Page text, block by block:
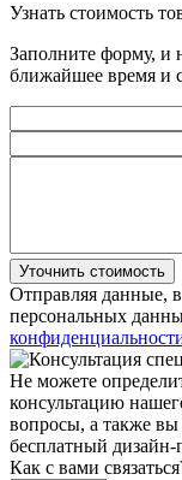
Узнать стоимость
Заполните форму, и
ближайшее время и
Уточнить стоимость
Отправляя данные,
персональных
Не можете
консультацию
вопросы, а также вы
бесплатный дизайн-
Как с вами